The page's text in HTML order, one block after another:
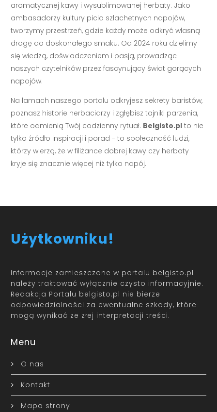
aromatycznej kawy i wysublimowanej herbaty. Jako
ambasadorzy kultury picia szlachetnych napojów,
tworzymy przestrzeń, gdzie każdy może odkryć własną
drogę do doskonałego smaku. Od 2024 roku dzielimy
się wiedzą, doświadczeniem i pasją, prowadząc
naszych czytelników przez fascynujący świat gorących
napojów.
Na łamach naszego portalu odkryjesz sekrety baristów,
poznasz historie herbaciarzy i zgłębisz tajniki parzenia,
które odmienią Twój codzienny rytuał. Belgisto.pl to nie
tylko źródło inspiracji i porad - to społeczność ludzi,
którzy wierzą, że w filiżance dobrej kawy czy herbaty
kryje się znacznie więcej niż tylko napój.
Użytkowniku!
Informacje zamieszczone w portalu belgisto.pl
należy traktować wyłącznie czysto informacyjnie.
Redakcja Portalu belgisto.pl nie bierze
odpowiedzialności za ewentualne szkody, które
mogą wynikać ze złej interpretacji treści.
Menu
O nas
Kontakt
Mapa strony